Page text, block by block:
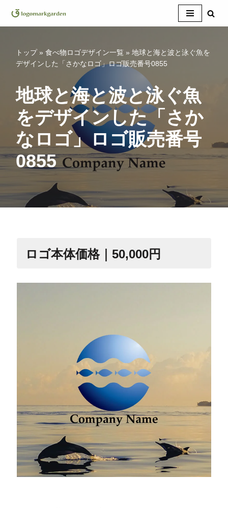
コ
トップ» 食べ物ロゴデザイン一覧 » 地球と海と波と泳ぐ魚を
デザインした「さかなロゴ」ロゴ販売番号0855
地球と海と波と泳ぐ魚
をデザインした「さか
なロゴ」ロゴ販売番号
0855
ロゴ本体価格｜50,000円